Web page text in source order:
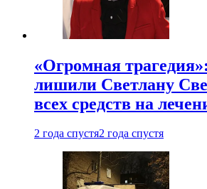
«Огромная
лишили Светлану
всех средств на
2 года спустя2 года спустя